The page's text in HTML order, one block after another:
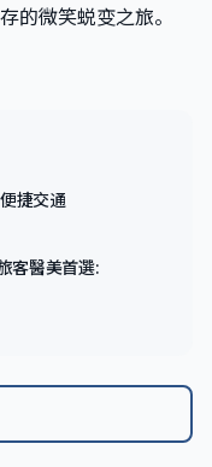
的微笑蜕变之旅。
捷交通
客醫美首選: